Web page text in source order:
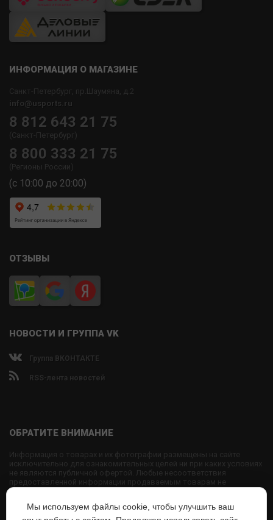
ИНФОРМАЦИЯ О МАГАЗИНЕ
Санкт-Петербург, пр.Шаумяна, д.2
info@usports.ru
8 812 643 21 75
(Санкт-Петербург)
8 800 333 21 75
(Регионы России)
(с 10:00 до 20:00)
ОТЗЫВЫ
НОВОСТИ И ГРУППА VK
Группа ВКОНТАКТЕ
RSS-лента новостей
ОБРАТИТЕ ВНИМАНИЕ
Информация о товарах и их фотографии размещены на сайте
исключительно для ознакомительных целей ни при каких условиях
не являются публичной офертой. Любые несоответствия
предоставленной информации продаваемым товарам не
являются основанием для претензий, так как внешний вид и
свое усмотрение.
Мы используем файлы cookie, чтобы улучшить ваш